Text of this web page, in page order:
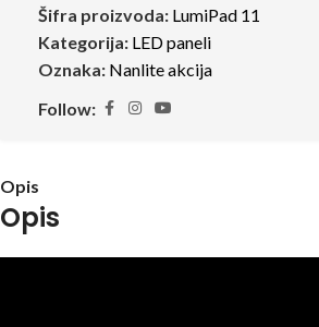
Šifra proizvoda: LumiPad 11
Kategorija: LED paneli
Oznaka: Nanlite akcija
Follow:
Opis
Opis